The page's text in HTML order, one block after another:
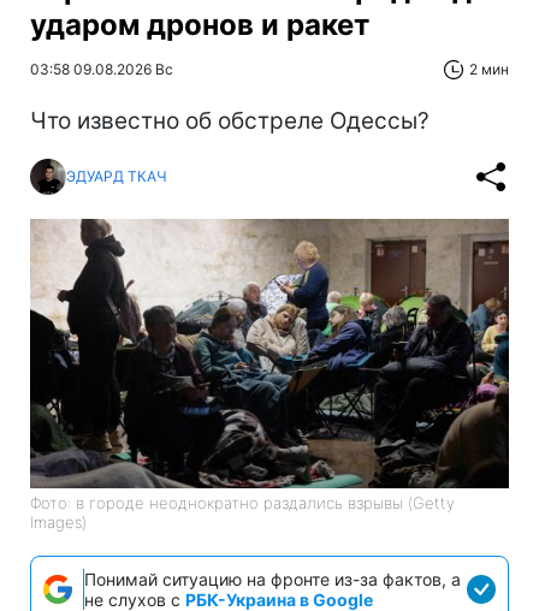
ударом дронов и ракет
03:58 09.08.2026 Вс 2 мин
Что известно об обстреле Одессы?
ЭДУАРД ТКАЧ
Фото: в городе неоднократно раздались взрывы (Getty
Images)
Понимай ситуацию на фронте из-за фактов, а
не слухов с РБК-Украина в Google